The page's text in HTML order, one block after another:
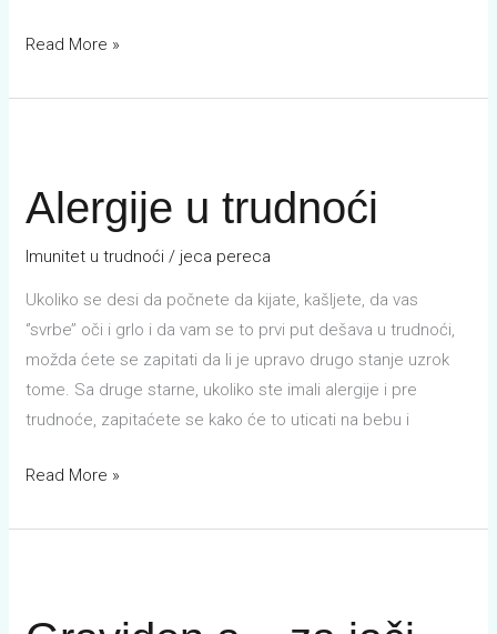
Read More »
Alergije u trudnoći
Imunitet u trudnoći / jeca pereca
Ukoliko se desi da počnete da kijate, kašljete, da vas
‘’svrbe’’ oči i grlo i da vam se to prvi put dešava u trudnoći,
možda ćete se zapitati da li je upravo drugo stanje uzrok
tome. Sa druge starne, ukoliko ste imali alergije i pre
trudnoće, zapitaćete se kako će to uticati na bebu i
trudnoći
Read More »
–